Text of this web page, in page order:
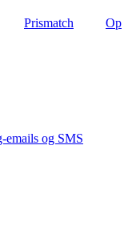
Prismatch
Op
emails og SMS